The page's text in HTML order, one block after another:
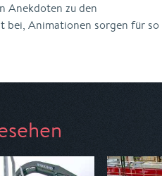
Anekdoten zu den
bei, Animationen sorgen für so